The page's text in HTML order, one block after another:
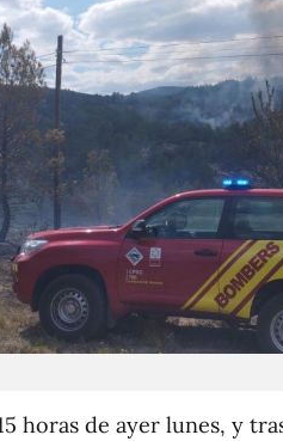
horas de ayer lunes, y